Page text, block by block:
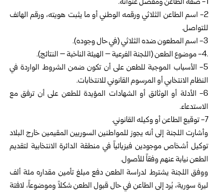
1- صفة الطاعن ومفصل عنوانه.
2- اسم الطاعن الثلاثي ورقمه الوطني أو ما يثبت هويته، ورقم الهاتف
للتواصل.
3- اسم المطعون ضده الثلاثي (في حال وجوده).
.4- موضوع الطعن (اللجنة الفرعية – الهيئة الناخبة – النتائج).
5- الأسباب الموجبة للطعن على أن تكون ضمن الشروط الواردة في
النظام الانتخابي أو المرسوم القانوني للانتخابات.
6- الأدلة أو الوثائق أو الشهادات المؤيدة للطعن على أن ترفق مع
الاستدعاء.
7- توقيع الطاعن أو وكيله القانوني.
وأشارت اللجنة إلى أنه يجوز للمواطنين السوريين المقيمين خارج البلاد
توكيل أشخاص موجودين فيزيائياً في منطقة الدائرة الانتخابية لتقديم
الطعن نيابة عنهم وفقاً للأصول.
ووفق اللجنة يشترط لدراسة الطعن دفع مبلغ تأمين مقداره مئة ألف
ليرة سورية، يُرد إلى الطاعن في حال قبول الطعن شكلاً وموضوعاً، لافتة